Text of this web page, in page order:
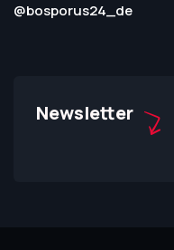
@bosporus24_de
Newsletter